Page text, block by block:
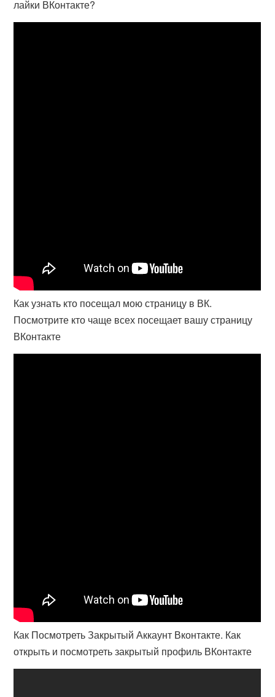
лайки ВКонтакте?
Как узнать кто посещал мою страницу в ВК.
Посмотрите кто чаще всех посещает вашу страницу
ВКонтакте
Как Посмотреть Закрытый Аккаунт Вконтакте. Как
открыть и посмотреть закрытый профиль ВКонтакте